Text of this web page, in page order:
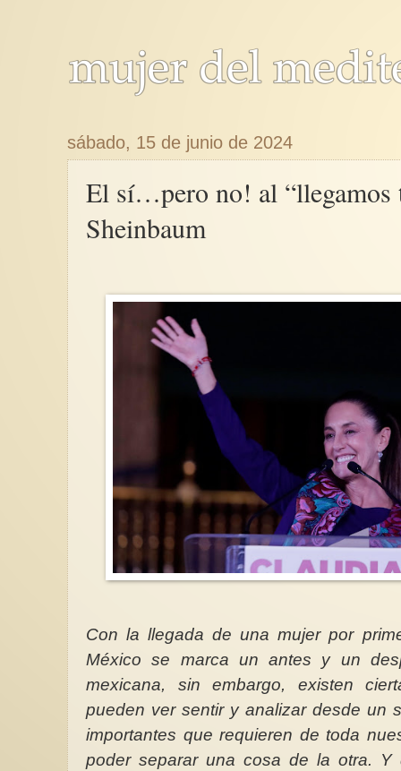
sábado, 15 de junio de 2024
El sí…pero no! al “llegamos
Sheinbaum
Con la llegada de una mujer por
México se marca un antes y un
mexicana, sin embargo, existen
pueden ver sentir y analizar desde un
importantes que requieren de toda
poder separar una cosa de la otra. Y